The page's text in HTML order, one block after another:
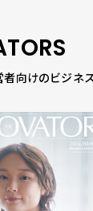
向けのビジネ